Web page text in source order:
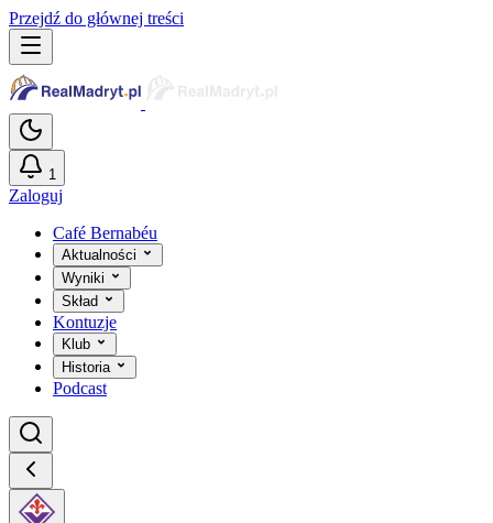
Przejdź do głównej treści
1
Zaloguj
Café Bernabéu
Aktualności
Wyniki
Skład
Kontuzje
Klub
Historia
Podcast